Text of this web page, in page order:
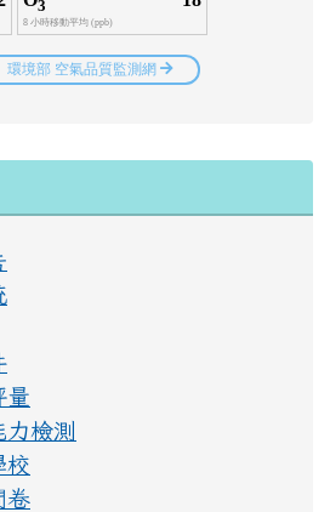
量
檢測
校
卷